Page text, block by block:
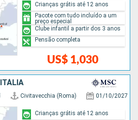
US$ 1,030
Crianças grátis até 12 anos
Pacote com tudo incluído a um
preço especial
Clube infantil a partir dos 3 anos
Pensão completa
Civitavecchia (Roma) 01/10/2027
Crianças grátis até 12 anos